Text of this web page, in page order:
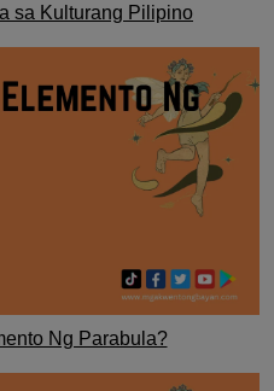
sa Kulturang Pilipino
Ng Parabula?